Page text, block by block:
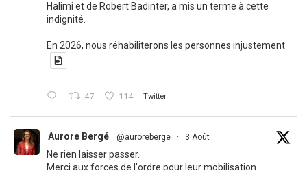
Halimi et de Robert Badinter, a mis un terme à cette
indignité.
En 2026, nous réhabiliterons les personnes injustement
47 114 Twitter
Aurore Bergé @auroreberge · 3 Août
Ne rien laisser passer.
Merci aux forces de l'ordre pour leur mobilisation.